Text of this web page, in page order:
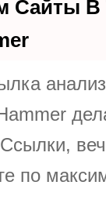
Сайты
по